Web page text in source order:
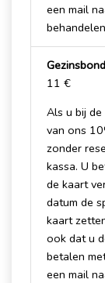
een mail
11 €
Als u bij
van ons
zonder
kassa. U
de kaart
datum de
kaart
ook dat u
betalen
een mail